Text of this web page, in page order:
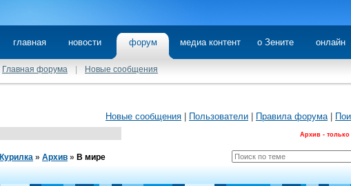
главная новости форум медиа контент о Зените онлайн
Главная форума Новые сообщения
Новые сообщения Пользователи Правила форума|
Архив - только
Курилка » Архив » В мире